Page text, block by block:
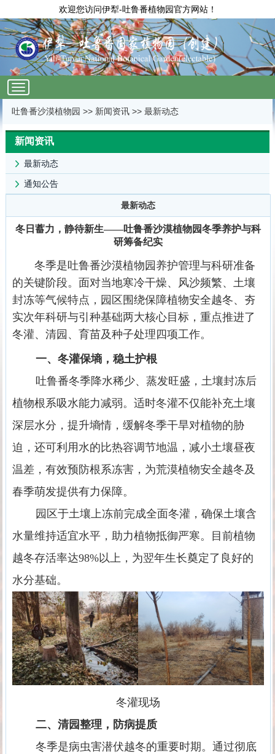
欢迎您访问伊犁-吐鲁番植物园官方网站！
wap-
nav
吐鲁番沙漠植物园 >> 新闻资讯 >>最新动态
新闻资讯
最新动态
通知公告
最新动态
冬日蓄力，静待新生——吐鲁番沙漠植物园冬季养护与科
研筹备纪实
冬季是吐鲁番沙漠植物园养护管理与科研准备
的关键阶段。面对当地寒冷干燥、风沙频繁、土壤
封冻等气候特点，园区围绕保障植物安全越冬、夯
实次年科研与引种基础两大核心目标，重点推进了
冬灌、清园、育苗及种子处理四项工作。
一、冬灌保墒，稳土护根
吐鲁番冬季降水稀少、蒸发旺盛，土壤封冻后
植物根系吸水能力减弱。适时冬灌不仅能补充土壤
深层水分，提升墒情，缓解冬季干旱对植物的胁
迫，还可利用水的比热容调节地温，减小土壤昼夜
温差，有效预防根系冻害，为荒漠植物安全越冬及
春季萌发提供有力保障。
园区于土壤上冻前完成全面冬灌，确保土壤含
水量维持适宜水平，助力植物抵御严寒。目前植物
越冬存活率达98%以上，为翌年生长奠定了良好的
水分基础。
冬灌现场
二、清园整理，防病提质
冬季是病虫害潜伏越冬的重要时期。通过彻底